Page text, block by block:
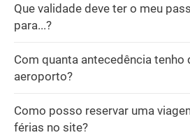
Que validade deve ter o meu
para...?
Com quanta antecedência tenho
aeroporto?
Como posso reservar uma
férias no site?